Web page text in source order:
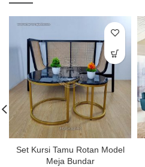
Set Kursi Tamu Rotan Model
Meja Bundar